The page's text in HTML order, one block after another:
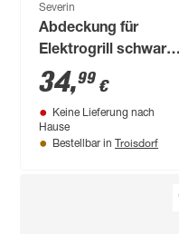
Severin
Abdeckung für
Elektrogrill schwarz
67 x 80 x 55 cm
34,99 €
Keine Lieferung nach
Hause
Bestellbar in Troisdorf